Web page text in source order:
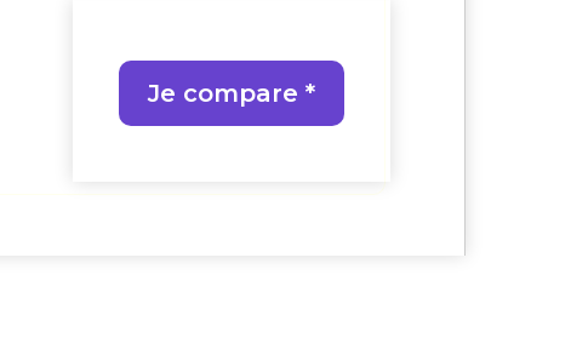
Je compare *